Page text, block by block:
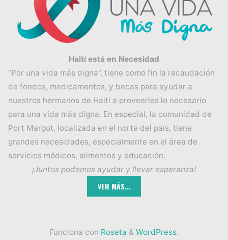
Haití está en Necesidad
“Por una vida más digna”, tiene como fin la recaudación
de fondos, medicamentos, y becas para ayudar a
nuestros hermanos de Haití a proveerles lo necesario
para una vida más digna. En especial, la comunidad de
Port Margot, localizada en el norte del país, tiene
grandes necesidades, especialmente en el área de
servicios médicos, alimentos y educación.
¡Juntos podemos ayudar y llevar esperanza!
Funciona con Roseta & WordPress.